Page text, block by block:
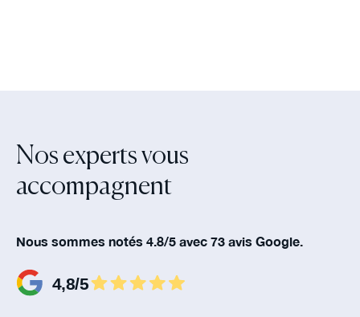
Nos experts vous
accompagnent‍
Nous sommes notés 4.8/5 avec 73 avis Google.